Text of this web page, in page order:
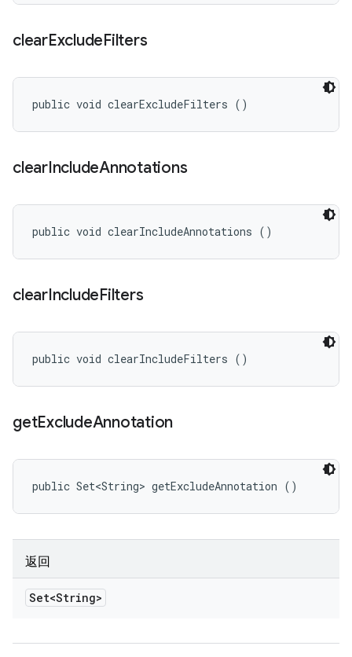
clearExcludeFilters
public void clearExcludeFilters ()
clearIncludeAnnotations
public void clearIncludeAnnotations ()
clearIncludeFilters
public void clearIncludeFilters ()
getExcludeAnnotation
public Set<String> getExcludeAnnotation ()
返回
Set<String>